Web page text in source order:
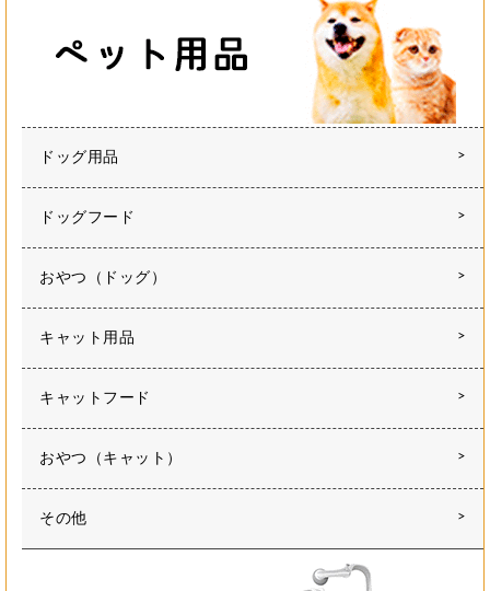
ドッグ用品
ドッグフード
おやつ（ドッグ）
キャット用品
キャットフード
おやつ（キャット）
その他